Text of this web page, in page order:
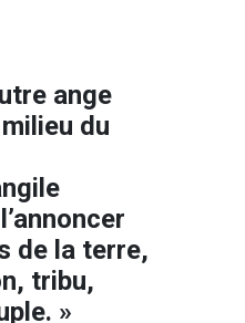
ange
du
de la terre,
tribu,
»